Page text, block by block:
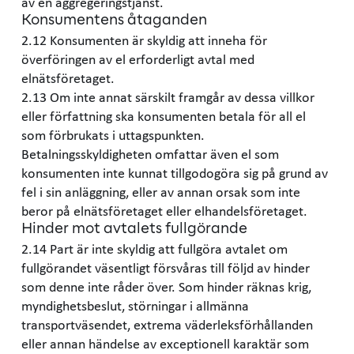
Konsumentens åtaganden
2.12 Konsumenten är skyldig att inneha för
överföringen av el erforderligt avtal med
elnätsföretaget.
2.13 Om inte annat särskilt framgår av dessa villkor
eller författning ska konsumenten betala för all el
som förbrukats i uttagspunkten.
Betalningsskyldigheten omfattar även el som
konsumenten inte kunnat tillgodogöra sig på grund av
fel i sin anläggning, eller av annan orsak som inte
beror på elnätsföretaget eller elhandelsföretaget.
Hinder mot avtalets fullgörande
2.14 Part är inte skyldig att fullgöra avtalet om
fullgörandet väsentligt försvåras till följd av hinder
som denne inte råder över. Som hinder räknas krig,
myndighetsbeslut, störningar i allmänna
transportväsendet, extrema väderleksförhållanden
eller annan händelse av exceptionell karaktär som